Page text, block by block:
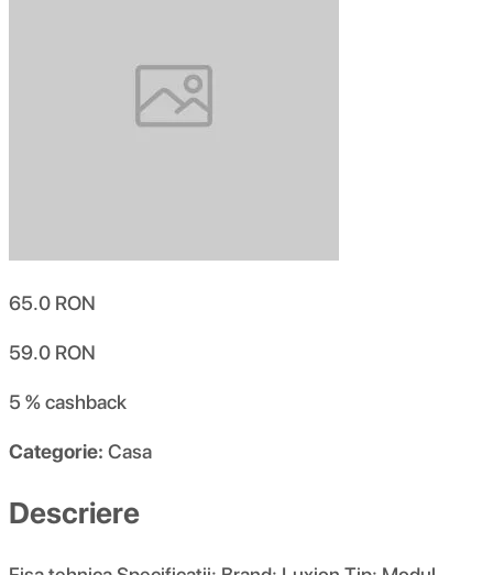
65.0 RON
59.0 RON
5 %cashback
Categorie: Casa
Descriere